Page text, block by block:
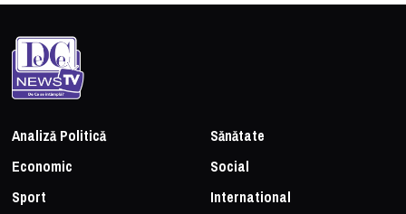
Analiză Politică
Sănătate
Economic
Social
Sport
International